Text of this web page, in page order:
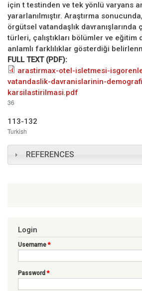
için t testinden ve tek yönlü varyans
yararlanılmıştır. Araştırma
örgütsel vatandaşlık davranışlarında
türleri, çalıştıkları bölümler ve eğitim
anlamlı farklılıklar gösterdiği
FULL TEXT (PDF):
arastirmax-otel-isletmesi-
vatandaslik-davranislarinin-
karsilastirilmasi.pdf
36
113-132
Turkish
REFERENCES
Login
Username*
Password*